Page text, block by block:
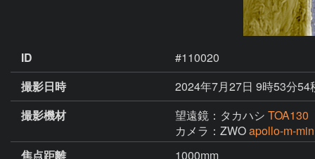
ID
#110020
撮影日時
2024年7月27日 9時53分54
撮影機材
望遠鏡：タカハシ TOA130
カメラ：ZWOapollo-m-min
焦点距離
1000mm